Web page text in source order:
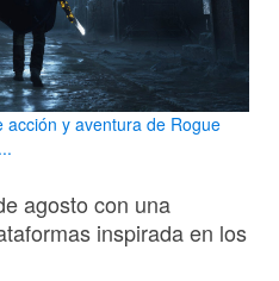
acción y aventura de Rogue
agosto con una
inspirada en los